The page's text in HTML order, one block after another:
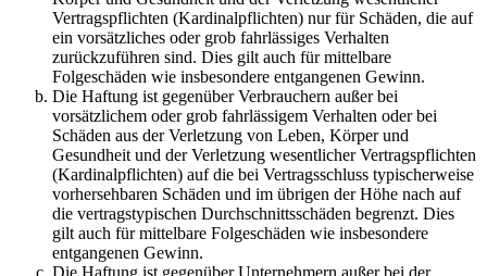
Vertragspflichten (Kardinalpflichten) nur für Schäden, die auf
ein vorsätzliches oder grob fahrlässiges Verhalten
zurückzuführen sind. Dies gilt auch für mittelbare
Folgeschäden wie insbesondere entgangenen Gewinn.
Die Haftung ist gegenüber Verbrauchern außer bei
vorsätzlichem oder grob fahrlässigem Verhalten oder bei
Schäden aus der Verletzung von Leben, Körper und
Gesundheit und der Verletzung wesentlicher Vertragspflichten
(Kardinalpflichten) auf die bei Vertragsschluss typischerweise
vorhersehbaren Schäden und im übrigen der Höhe nach auf
die vertragstypischen Durchschnittsschäden begrenzt. Dies
gilt auch für mittelbare Folgeschäden wie insbesondere
entgangenen Gewinn.